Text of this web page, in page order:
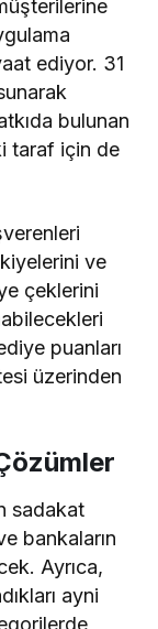
ediyor. 31
bulunan
taraf için de
ve
çeklerini
puanları
üzerinden
sadakat
bankaların
Ayrıca,
ayni